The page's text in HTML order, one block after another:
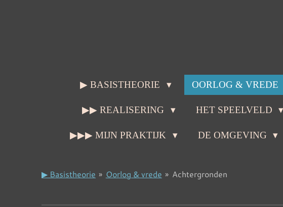
▶ BASISTHEORIE OORLOG & VREDE
▶▶ REALISERING HET SPEELVELD
▶▶▶ MIJN PRAKTIJK DE OMGEVING
▶ Basistheorie » Oorlog & vrede » Achtergronden